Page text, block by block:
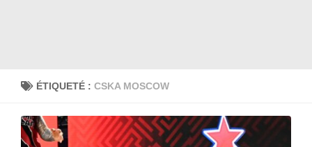
ÉTIQUETÉ : CSKA MOSCOW